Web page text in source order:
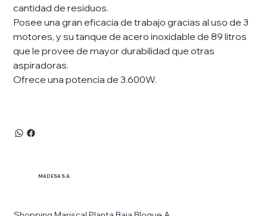
cantidad de residuos.
Posee una gran eficacia de trabajo gracias al uso de 3
motores, y su tanque de acero inoxidable de 89 litros
que le provee de mayor durabilidad que otras
aspiradoras.
Ofrece una potencia de 3.600W.
MADESA S.A.